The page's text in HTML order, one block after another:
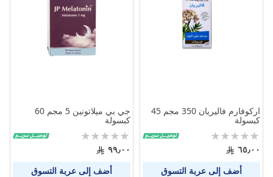
اركوفارم فاليريان 350 مجم 45
كبسولة
Rating:
٦٥٫٠٠
أضف إلى عربة التسوق
جي بي ميلاتونين 5 مجم 60
كبسولة
Rating:
٩٩٫٠٠
أضف إلى عربة التسوق